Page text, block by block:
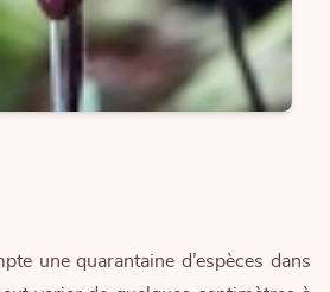
une quarantaine d’espèces dans